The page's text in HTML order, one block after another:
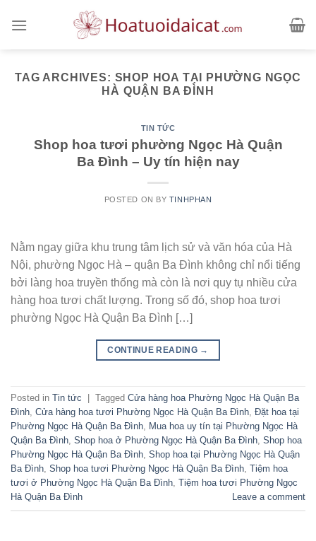
TAG ARCHIVES: SHOP HOA TẠI PHƯỜNG NGỌC
HÀ QUẬN BA ĐÌNH
TIN TỨC
Shop hoa tươi phường Ngọc Hà Quận
Ba Đình – Uy tín hiện nay
POSTED ON BY TINHPHAN
Nằm ngay giữa khu trung tâm lịch sử và văn hóa của Hà
Nội, phường Ngọc Hà – quận Ba Đình không chỉ nổi tiếng
bởi làng hoa truyền thống mà còn là nơi quy tụ nhiều cửa
hàng hoa tươi chất lượng. Trong số đó, shop hoa tươi
phường Ngọc Hà Quận Ba Đình […]
CONTINUE READING →
Posted in Tin tức Tagged Cửa hàng hoa Phường Ngọc Hà Quận Ba
Đình Cửa hàng hoa tươi Phường Ngọc Hà Quận Ba Đình Đặt hoa tại
Phường Ngọc Hà Quận Ba Đình
Mua hoa uy tín tại Phường Ngọc Hà
Quận Ba Đình Shop hoa ở Phường Ngọc Hà Quận Ba Đình Shop hoa
Phường Ngọc Hà Quận Ba Đình Shop hoa tại Phường Ngọc Hà Quận
Ba Đình Shop hoa tươi Phường Ngọc Hà Quận Ba Đình Tiệm hoa
tươi ở Phường Ngọc Hà Quận Ba Đình Tiệm hoa tươi Phường Ngọc
Hà Quận Ba Đình
Leave a comment